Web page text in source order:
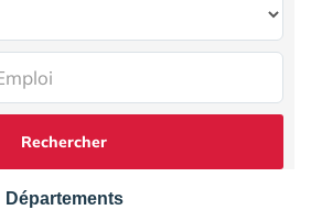
Rechercher
Départements